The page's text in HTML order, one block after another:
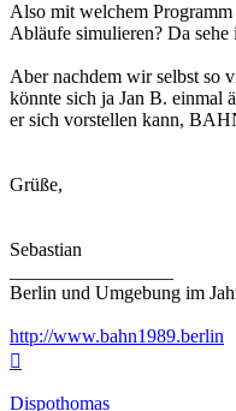
Also mit welchem
Abläufe simulieren? Da
Aber nachdem wir selbst so
könnte sich ja Jan B. einmal
er sich vorstellen kann,
Grüße,
Sebastian
Berlin und Umgebung im
http://www.bahn1989.berlin
Dispothomas